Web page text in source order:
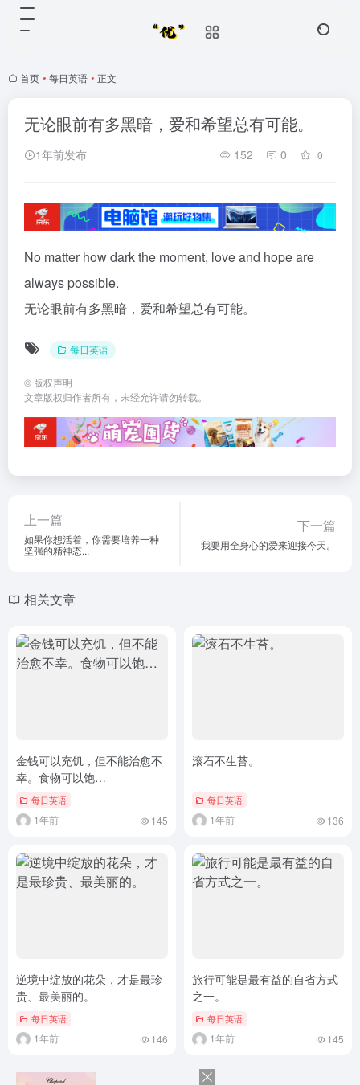
首页 • 每日英语 • 正文
无论眼前有多黑暗，爱和希望总有可能。
1年前发布 152 0 0
No matter how dark the moment, love and hope are
always possible.
无论眼前有多黑暗，爱和希望总有可能。
每日英语
© 版权声明
文章版权归作者所有，未经允许请勿转载。
上一篇
如果你想活着，你需要培养一种
坚强的精神态...
下一篇
我要用全身心的爱来迎接今天。
相关文章
金钱可以充饥，但不能治愈不
幸。食物可以饱…
每日英语
1年前 145
滚石不生苔。
每日英语
1年前 136
逆境中绽放的花朵，才是最珍
贵、最美丽的。
每日英语
1年前 146
旅行可能是最有益的自省方式
之一。
每日英语
1年前 145